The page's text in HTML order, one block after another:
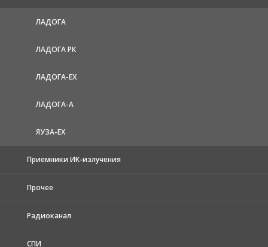
ЛАДОГА
ЛАДОГА РК
ЛАДОГА-EX
ЛАДОГА-А
ЯУЗА-ЕХ
Приемники ИК-излучения
Прочее
Радиоканал
СПИ